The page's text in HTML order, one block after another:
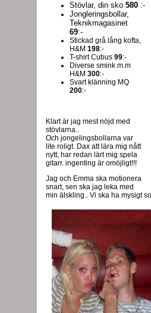
Stövlar, din sko 580 :-
Jongleringsbollar,
Teknikmagasinet
69:-
Stickad grå lång kofta,
H&M 198:-
T-shirt Cubus 99:-
Diverse smink m.m
H&M 300:-
Svart klänning MQ
200:-
Klart är jag mest nöjd med
stövlarna..
Och jongelingsbollarna var
lite roligt. Dax att lära mig nått
nytt, har redan lärt mig spela
gitarr. ingenting är omöjligt!!!
Jag och Emma ska motionera
snart, sen ska jag leka med
min älskling.. Vi ska ha mysigt